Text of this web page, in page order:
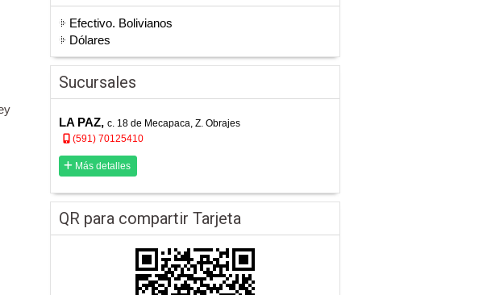
Efectivo. Bolivianos
Dólares
Sucursales
LA PAZ, c. 18 de Mecapaca, Z. Obrajes
(591) 70125410
Más detalles
QR para compartir Tarjeta